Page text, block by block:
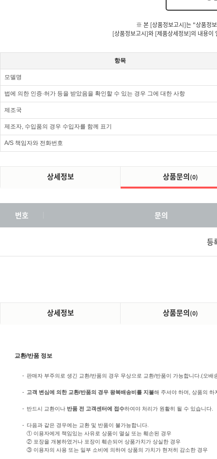
※ 본 [상품정보고시]는 "상품정
[상품정보고시]와 [제품상세정보]의 내용이
항목
모델명
법에 의한 인증·허가 등을 받았음을 확인할 수 있는 경우 그에 대한 사항
제조국
제조자, 수입품의 경우 수입자를 함께 표기
A/S 책임자와 전화번호
상세정보 상품문의(0)
번호 문의
등
상세정보 상품문의(0)
교환/반품 정보
- 판매자 부주의로 생긴 교환/반품의 경우 무상으로 교환/반품이 가능합니다.(오
- 고객 변심에 의한 교환/반품의 경우 왕복배송비를 지불해 주셔야 하며, 상품의 하
- 반드시 교환이나 반품 전 고객센터에 접수하여야 처리가 원활히 될 수 있습니다.
- 다음과 같은 경우에는 교환 및 반품이 불가능합니다.
① 이용자에게 책임있는 사유로 상품이 멸실 또는 훼손된 경우
② 포장을 개봉하였거나 포장이 훼손되어 상품가치가 상실한 경우
③ 이용자의 사용 또는 일부 소비에 의하여 상품의 가치가 현저히 감소한 경우